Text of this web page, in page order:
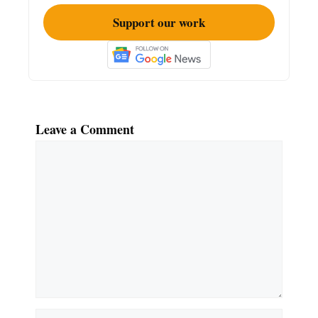
Support our work
Leave a Comment